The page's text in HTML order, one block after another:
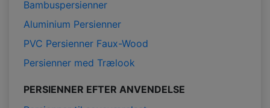
Bambuspersienner
Aluminium Persienner
PVC Persienner Faux-Wood
Persienner med Trælook
PERSIENNER EFTER ANVENDELSE